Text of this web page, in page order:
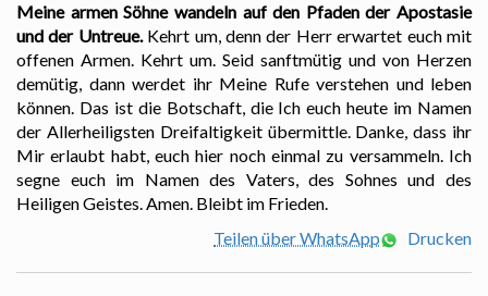
Meine armen Söhne wandeln auf den Pfaden der Apostasie
und der Untreue.Kehrt um, denn der Herr erwartet euch mit
offenen Armen. Kehrt um. Seid sanftmütig und von Herzen
demütig, dann werdet ihr Meine Rufe verstehen und leben
können. Das ist die Botschaft, die Ich euch heute im Namen
der Allerheiligsten Dreifaltigkeit übermittle. Danke, dass ihr
Mir erlaubt habt, euch hier noch einmal zu versammeln. Ich
segne euch im Namen des Vaters, des Sohnes und des
Heiligen Geistes. Amen. Bleibt im Frieden.
Teilen über WhatsApp
Drucken